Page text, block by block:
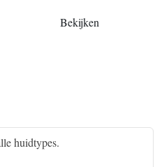
Bekijken
huidtypes.